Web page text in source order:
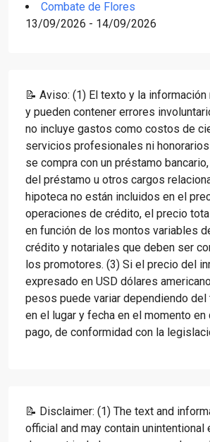
Combate de Flores
13/09/2026 - 14/09/2026
📝 Aviso: (1) El texto y la
y pueden contener errores
no incluye gastos como costos de
servicios profesionales ni
se compra con un préstamo
del préstamo u otros cargos
hipoteca no están incluidos en el
operaciones de crédito, el precio
en función de los montos variables
crédito y notariales que deben ser
los promotores. (3) Si el precio del
expresado en USD dólares
pesos puede variar dependiendo
en el lugar y fecha en el momento
pago, de conformidad con la
📝 Disclaimer: (1) The text and
official and may contain unintentional